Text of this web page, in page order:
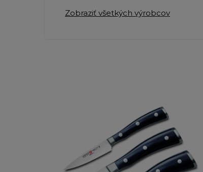
Zobraziť všetkých výrobcov